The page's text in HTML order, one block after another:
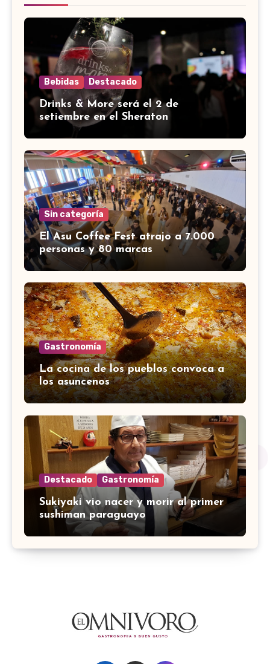
Bebidas Destacado
Drinks & More será el 2 de
setiembre en el Sheraton
Sin categoría
El Asu Coffee Fest atrajo a 7.000
personas y 80 marcas
Gastronomía
La cocina de los pueblos convoca a
los asuncenos
Destacado Gastronomía
Sukiyaki vio nacer y morir al primer
sushiman paraguayo